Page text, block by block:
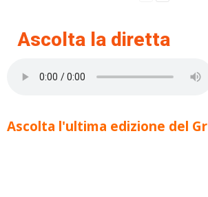
Ascolta la diretta
Ascolta l'ultima edizione del Gr